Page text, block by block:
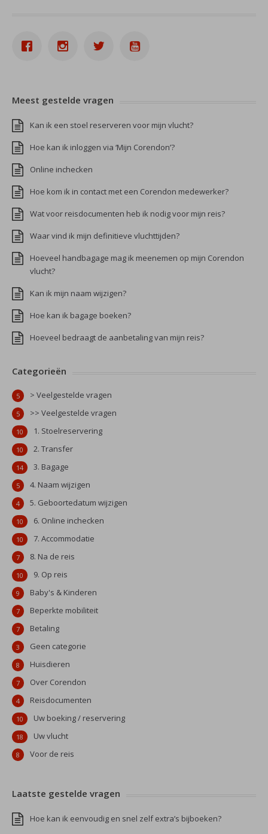
Meest gestelde vragen
Kan ik een stoel reserveren voor mijn vlucht?
Hoe kan ik inloggen via ‘Mijn Corendon’?
Online inchecken
Hoe kom ik in contact met een Corendon medewerker?
Wat voor reisdocumenten heb ik nodig voor mijn reis?
Waar vind ik mijn definitieve vluchttijden?
Hoeveel handbagage mag ik meenemen op mijn Corendon
vlucht?
Kan ik mijn naam wijzigen?
Hoe kan ik bagage boeken?
Hoeveel bedraagt de aanbetaling van mijn reis?
Categorieën
> Veelgestelde vragen
5
>> Veelgestelde vragen
5
1. Stoelreservering
10
2. Transfer
10
3. Bagage
14
4. Naam wijzigen
5
5. Geboortedatum wijzigen
4
6. Online inchecken
10
7. Accommodatie
10
8. Na de reis
7
9. Op reis
10
Baby's & Kinderen
9
Beperkte mobiliteit
7
Betaling
7
Geen categorie
3
Huisdieren
8
Over Corendon
7
Reisdocumenten
4
Uw boeking / reservering
10
Uw vlucht
18
Voor de reis
8
Laatste gestelde vragen
Hoe kan ik eenvoudig en snel zelf extra’s bijboeken?